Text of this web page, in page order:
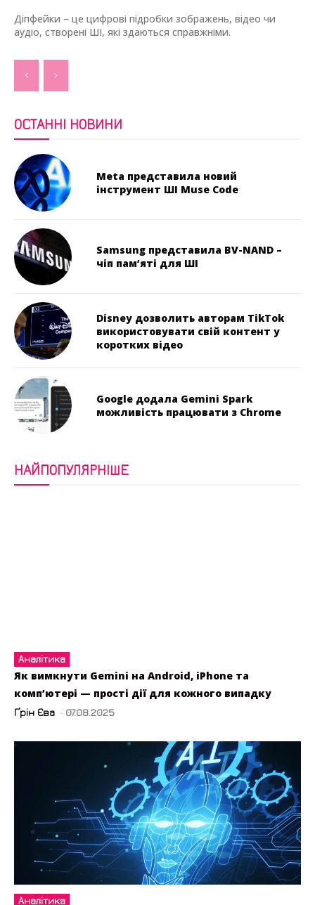
Діпфейки – це цифрові підробки зображень, відео чи
аудіо, створені ШІ, які здаються справжніми.
ОСТАННІ НОВИНИ
Meta представила новий
інструмент ШІ Muse Code
Samsung представила BV-NAND –
чіп пам’яті для ШІ
Disney дозволить авторам TikTok
використовувати свій контент у
коротких відео
Google додала Gemini Spark
можливість працювати з Chrome
НАЙПОПУЛЯРНІШЕ
Аналітика
Як вимкнути Gemini на Android, iPhone та
комп’ютері — прості дії для кожного випадку
Ґрін Єва - 07.08.2025
Аналітика